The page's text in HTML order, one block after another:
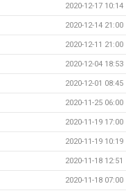
2020-12-17 10:14
2020-12-14 21:00
2020-12-11 21:00
2020-12-04 18:53
2020-12-01 08:45
2020-11-25 06:00
2020-11-19 17:00
2020-11-19 10:19
2020-11-18 12:51
2020-11-18 07:00